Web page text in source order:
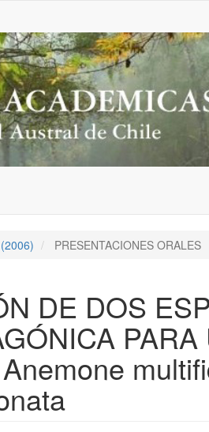
PRESENTACIONES ORALES
DE DOS
PARA